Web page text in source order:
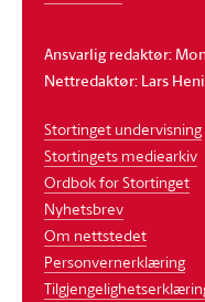
Ansvarlig redaktør:
Nettredaktør: Lars
Stortinget undervisning
Stortingets mediearkiv
Ordbok for Stortinget
Nyhetsbrev
Om nettstedet
Personvernerklæring